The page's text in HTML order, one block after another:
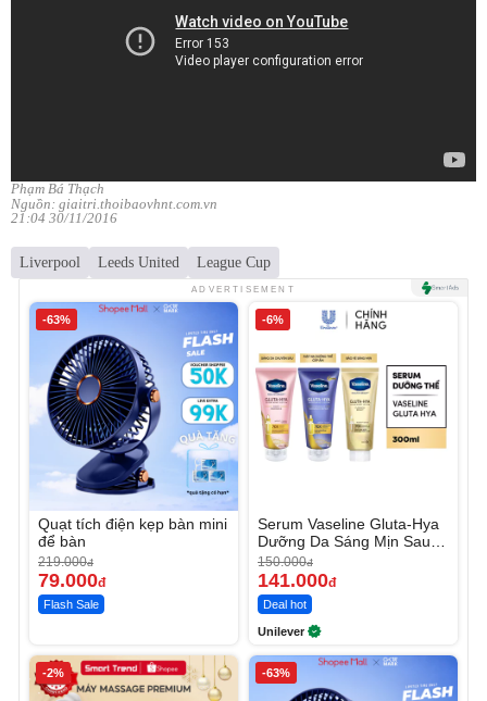
Phạm Bá Thạch
Nguồn: giaitri.thoibaovhnt.com.vn
21:04 30/11/2016
Liverpool Leeds United League Cup
ADVERTISEMENT
-63%
Quạt tích điện kẹp bàn mini
để bàn
219.000đ
79.000đ
Flash Sale
-6%
Serum Vaseline Gluta-Hya
Dưỡng Da Sáng Mịn Sau 7
Ngày
150.000đ
141.000đ
Deal hot
Unilever
-2% -63%